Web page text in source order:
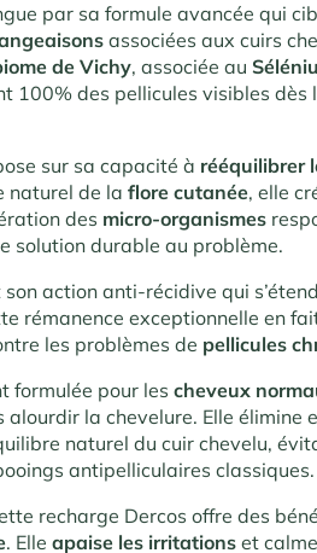
par sa formule avancée qui
associées aux cuirs
de Vichy, associée au
100% des pellicules visibles dès
sur sa capacité à rééquilibrer
naturel de laflore cutanée, elle
des micro-organismes
solution durable au problème.
action anti-récidive qui
rémanence exceptionnelle en
les problèmes de pellicules
formulée pour lescheveux
la chevelure. Elle élimine
naturel du cuir chevelu,
antipelliculaires classiques.
recharge Dercos offre des
. Elle apaise les irritations et